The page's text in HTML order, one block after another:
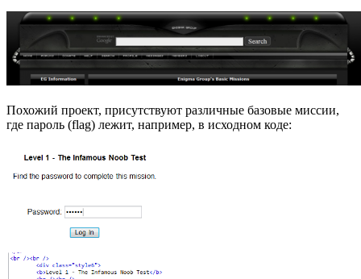
Похожий проект, присутствуют различные базовые миссии,
где пароль (flag) лежит, например, в исходном коде: